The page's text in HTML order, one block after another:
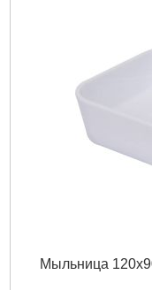
Мыльница